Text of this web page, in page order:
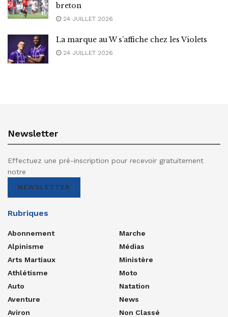
breton
24 JUILLET 2026
La marque au W s’affiche chez les Violets
24 JUILLET 2026
Newsletter
Effectuez une pré-inscription pour recevoir gratuitement
notre
NEWSLETTER
Rubriques
Abonnement
Alpinisme
Arts Martiaux
Athlétisme
Auto
Aventure
Aviron
Marche
Médias
Ministère
Moto
Natation
News
Non Classé